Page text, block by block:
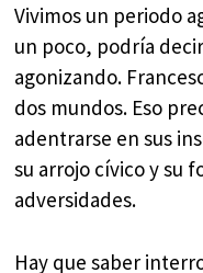
Vivimos un periodo
un poco, podría
agonizando.
dos mundos. Eso
adentrarse en sus
su arrojo cívico y su
adversidades.
Hay que saber